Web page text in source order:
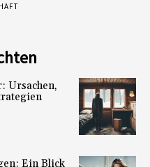
Ursachen,
Ein Blick